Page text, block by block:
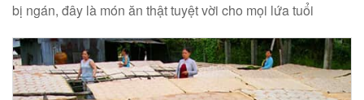
bị ngán, đây là món ăn thật tuyệt vời cho mọi lứa tuổi